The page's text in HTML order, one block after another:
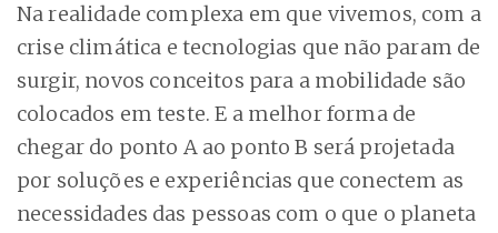
Na realidade complexa em que vivemos, com a
crise climática e tecnologias que não param de
surgir, novos conceitos para a mobilidade são
colocados em teste. E a melhor forma de
chegar do ponto A ao ponto B será projetada
por soluções e experiências que conectem as
necessidades das pessoas com o que o planeta